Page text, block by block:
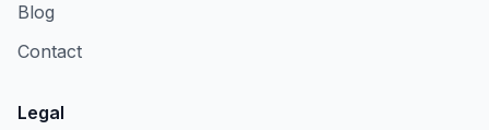
Blog
Contact
Legal